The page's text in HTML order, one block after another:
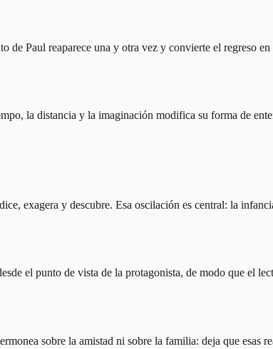
de Paul reaparece una y otra vez y convierte el regreso
la distancia y la imaginación modifica su forma de
exagera y descubre. Esa oscilación es central: la
el punto de vista de la protagonista, de modo que el
sobre la amistad ni sobre la familia: deja que esas